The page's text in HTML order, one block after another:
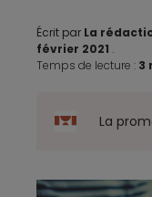
Écrit par La
février 2021 .
Temps de lecture : 3
La